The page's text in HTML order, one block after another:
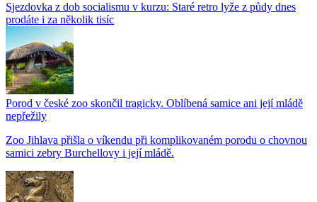
Sjezdovka z dob socialismu v kurzu: Staré retro lyže z půdy dnes
prodáte i za několik tisíc
Porod v české zoo skončil tragicky. Oblíbená samice ani její mládě
nepřežily
Zoo Jihlava přišla o víkendu při komplikovaném porodu o chovnou
samici zebry Burchellovy i její mládě.